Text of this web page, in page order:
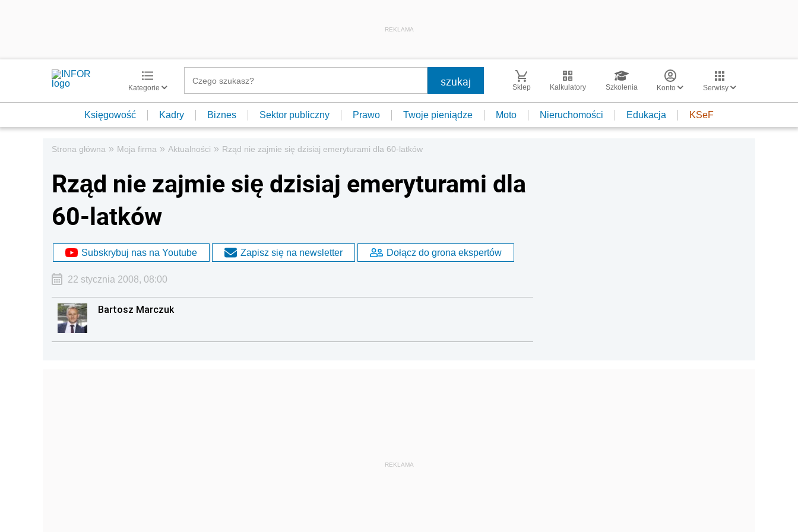
REKLAMA
Kategorie Sklep Kalkulatory Szkolenia Konto Serwisy
Księgowość Kadry Biznes Sektor publiczny Prawo Twoje pieniądze Moto Nieruchomości Edukacja KSeF
Strona główna » Moja firma » Aktualności » Rząd nie zajmie się dzisiaj emeryturami dla 60-latków
Rząd nie zajmie się dzisiaj emeryturami dla
60-latków
Subskrybuj nas na Youtube Zapisz się na newsletter Dołącz do grona ekspertów
22 stycznia 2008, 08:00
Bartosz Marczuk